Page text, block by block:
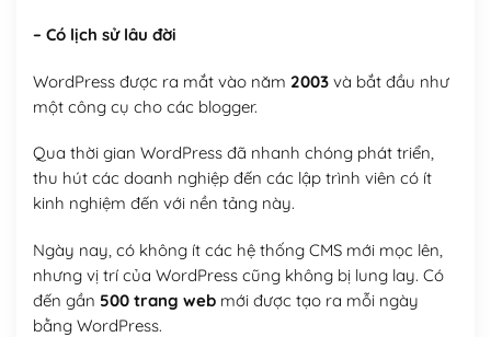
– Có lịch sử lâu đời
WordPress được ra mắt vào năm 2003và bắt đầu như
một công cụ cho các blogger.
Qua thời gian WordPress đã nhanh chóng phát triển,
thu hút các doanh nghiệp đến các lập trình viên có ít
kinh nghiệm đến với nền tảng này.
Ngày nay, có không ít các hệ thống CMS mới mọc lên,
nhưng vị trí của WordPress cũng không bị lung lay. Có
đến gần 500 trang webmới được tạo ra mỗi ngày
bằng WordPress.